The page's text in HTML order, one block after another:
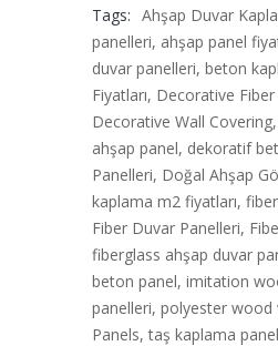
Tags: Ahşap Duvar
panelleri, ahşap panel
duvar panelleri, beton
Fiyatları, Decorative
Decorative Wall Covering,
ahşap panel, dekoratif
Panelleri, Doğal Ahşap
kaplama m2 fiyatları,
Fiber Duvar Panelleri,
fiberglass ahşap duvar
beton panel, imitation
panelleri, polyester wood
Panels,taş kaplama